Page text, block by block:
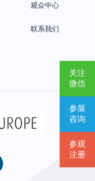
关注
微信
参展
咨询
参观
注册
观众中心
联系我们